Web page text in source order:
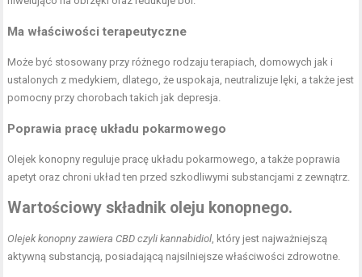
Ma właściwości terapeutyczne
Może być stosowany przy różnego rodzaju terapiach, domowych jak i
ustalonych z medykiem, dlatego, że uspokaja, neutralizuje lęki, a także jest
pomocny przy chorobach takich jak depresja.
Poprawia pracę układu pokarmowego
Olejek konopny reguluje pracę układu pokarmowego, a także poprawia
apetyt oraz chroni układ ten przed szkodliwymi substancjami z zewnątrz.
Wartościowy składnik oleju konopnego.
Olejek konopny zawiera CBD czyli kannabidiol, który jest najważniejszą
aktywną substancją, posiadającą najsilniejsze właściwości zdrowotne.